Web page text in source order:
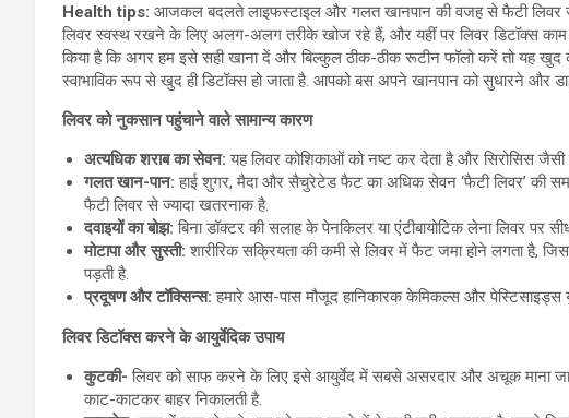
Health tips: आजकल बदलते लाइफस्टाइल और गलत खानपान की वजह से फैटी लिवर
लिवर स्वस्थ रखने के लिए अलग-अलग तरीके खोज रहे हैं, और यहीं पर लिवर डिटॉक्स काम
किया है कि अगर हम इसे सही खाना दें और बिल्कुल ठीक-ठीक रूटीन फॉलो करें तो यह खुद
स्वाभाविक रूप से खुद ही डिटॉक्स हो जाता है. आपको बस अपने खानपान को सुधारने और
लिवर को नुकसान पहुंचाने वाले सामान्य कारण
अत्यधिक शराब का सेवन: यह लिवर कोशिकाओं को नष्ट कर देता है और सिरोसिस जैसी
गलत खान-पान: हाई शुगर, मैदा और सैचुरेटेड फैट का अधिक सेवन ‘फैटी लिवर’ की
फैटी लिवर से ज्यादा खतरनाक है.
दवाइयों का बोझ: बिना डॉक्टर की सलाह के पेनकिलर या एंटीबायोटिक लेना लिवर पर
मोटापा और सुस्ती: शारीरिक सक्रियता की कमी से लिवर में फैट जमा होने लगता है,
पड़ती है.
प्रदूषण और टॉक्सिन्स: हमारे आस-पास मौजूद हानिकारक केमिकल्स और पेस्टिसाइड्स
लिवर डिटॉक्स करने के आयुर्वेदिक उपाय
कुटकी-लिवर को साफ करने के लिए इसे आयुर्वेद में सबसे असरदार और अचूक माना
काट-काटकर बाहर निकालती है.